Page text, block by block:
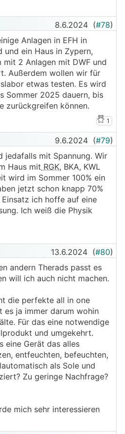
8.6.2024 (#78)
Anlagen in EFH in
und ein Haus in Zypern,
2 Anlagen mit DWF und
Außerdem wollen wir für
etwas testen. Es wird
Sommer 2025 dauern, bis
zurückgreifen können.
1
9.6.2024 (#79)
jedafalls mit Spannung. Wir
Haus mit RGK, BKA, KWL
wird im Sommer 100% ein
jetzt schon knapp 70%
Einsatz ich hoffe auf eine
Ich weiß die Physik
13.6.2024 (#80)
andern Therads passt es
will ich auch nicht machen.
die perfekte all in one
es ja immer darum wohin
Für das eine notwendige
und umgekehrt.
eine Gerät das alles
entfeuchten, befeuchten,
als Sole und
Zu geringe Nachfrage?
mich sehr interessieren